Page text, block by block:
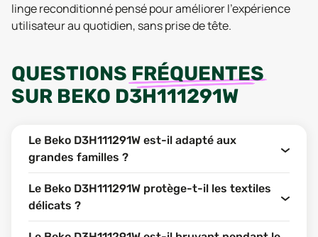
linge reconditionné pensé pour améliorer l’expérience
utilisateur au quotidien, sans prise de tête.
QUESTIONS FRÉQUENTES
SUR BEKO D3H111291W
Le Beko D3H111291W est-il adapté aux
grandes familles ?
Le Beko D3H111291W protège-t-il les textiles
délicats ?